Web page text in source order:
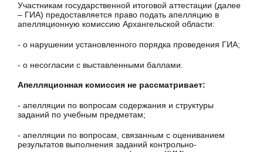
Участникам государственной итоговой аттестации (далее
– ГИА) предоставляется право подать апелляцию в
апелляционную комиссию Архангельской области:
- о нарушении установленного порядка проведения ГИА;
- о несогласии с выставленными баллами.
Апелляционная комиссия не рассматривает:
- апелляции по вопросам содержания и структуры
заданий по учебным предметам;
- апелляции по вопросам, связанным с оцениванием
результатов выполнения заданий контрольно-